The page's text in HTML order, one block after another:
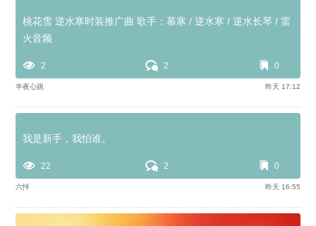
桃花雪 逆水寒时装推广曲 歌手：慕寒 / 逆水寒 / 逆水长琴 / 雷
火音频
2 2 0
半夜心跳 昨天 17:12
我是新手，我怕谁。
22 2 0
六怦 昨天 16:55